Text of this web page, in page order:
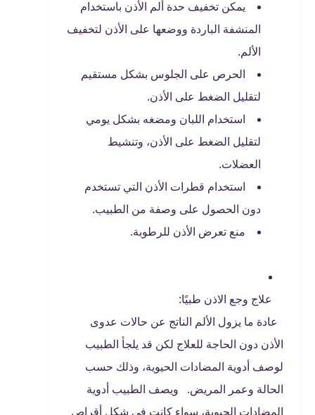
يمكن تخفيف حدة ألم الأذن باستخدام
المنشفة الباردة ووضعها على الأذن لتخفيف
الألم.
الحرص على الجلوس بشكل مستقيم
لتقليل الضغط على الأذن.
استخدام اللبان ومضغه بشكل يومي
لتقليل الضغط على الأذن، وتنشيط
العضلات.
استخدام قطرات الأذن التي تستخدم
دون الحصول على وصفة من الطبيب.
منع تعرض الأذن للرطوبة.
علاج وجع الاذن طبيًا:
عادة ما يزول الألم الناتج عن حالات عدوى
الأذن دون الحاجة للعلاج لكن قد يلجأ الطبيب
لوصف أدوية المضادات الحيوية، وذلك حسب
الحالة وعمر المريض. ويصف الطبيب أدوية
المضادات الحيوية، سواء كانت في شكل أقراص